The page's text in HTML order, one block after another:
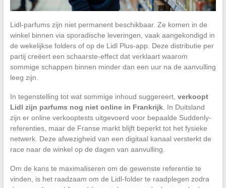
Lidl-parfums zijn niet permanent beschikbaar. Ze komen in de
winkel binnen via sporadische leveringen, vaak aangekondigd in
de wekelijkse folders of op de Lidl Plus-app. Deze distributie per
partij creëert een schaarste-effect dat verklaart waarom
sommige schappen binnen minder dan een uur na de aanvulling
leeg zijn.
In tegenstelling tot wat sommige inhoud suggereert, verkoopt
Lidl zijn parfums nog niet online in Frankrijk. In Duitsland
zijn er online verkooptests uitgevoerd voor bepaalde Suddenly-
referenties, maar de Franse markt blijft beperkt tot het fysieke
netwerk. Deze afwezigheid van een digitaal kanaal versterkt de
race naar de winkel op de dagen van aanvulling.
Om de kans te maximaliseren om de gewenste referentie te
vinden, is het raadzaam om de Lidl-folder te raadplegen zodra